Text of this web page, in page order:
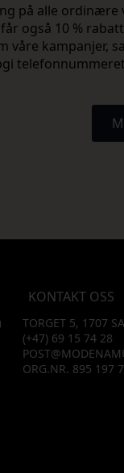
på alle
også 10 %
våre kampanjer,
KONTAKT OSS
TORGET 5, 1707
(+47) 69 15 74 28
ORG.NR. 895 197